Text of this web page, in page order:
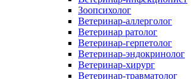
Зоопсихолог
Ветеринар-аллерголог
Ветеринар ратолог
Ветеринар-герпетолог
Ветеринар-эндокринолог
Ветеринар-хирург
Ветеринар-травматолог